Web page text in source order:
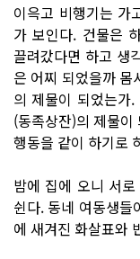
이윽고 비행기는 가
가 보인다. 건물은
끌려갔다면 하고 생
은 어찌 되었을까 몸
의 제물이 되었는
(동족상잔)의 제물
행동을 같이 하기로
밤에 집에 오니 서
쉰다. 동네 여동생들
에 새겨진 화살표와